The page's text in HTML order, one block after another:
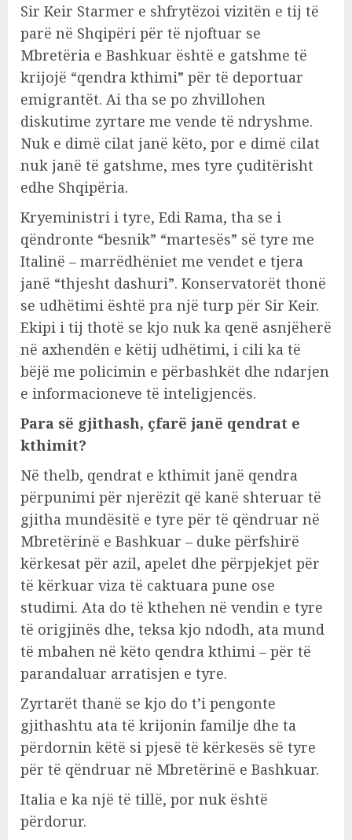
Sir Keir Starmer e shfrytëzoi vizitën e tij të
parë në Shqipëri për të njoftuar se
Mbretëria e Bashkuar është e gatshme të
krijojë “qendra kthimi” për të deportuar
emigrantët. Ai tha se po zhvillohen
diskutime zyrtare me vende të ndryshme.
Nuk e dimë cilat janë këto, por e dimë cilat
nuk janë të gatshme, mes tyre çuditërisht
edhe Shqipëria.
Kryeministri i tyre, Edi Rama, tha se i
qëndronte “besnik” “martesës” së tyre me
Italinë – marrëdhëniet me vendet e tjera
janë “thjesht dashuri”. Konservatorët thonë
se udhëtimi është pra një turp për Sir Keir.
Ekipi i tij thotë se kjo nuk ka qenë asnjëherë
në axhendën e këtij udhëtimi, i cili ka të
bëjë me policimin e përbashkët dhe ndarjen
e informacioneve të inteligjencës.
Para së gjithash, çfarë janë qendrat e
kthimit?
Në thelb, qendrat e kthimit janë qendra
përpunimi për njerëzit që kanë shteruar të
gjitha mundësitë e tyre për të qëndruar në
Mbretërinë e Bashkuar – duke përfshirë
kërkesat për azil, apelet dhe përpjekjet për
të kërkuar viza të caktuara pune ose
studimi. Ata do të kthehen në vendin e tyre
të origjinës dhe, teksa kjo ndodh, ata mund
të mbahen në këto qendra kthimi – për të
parandaluar arratisjen e tyre.
Zyrtarët thanë se kjo do t’i pengonte
gjithashtu ata të krijonin familje dhe ta
përdornin këtë si pjesë të kërkesës së tyre
për të qëndruar në Mbretërinë e Bashkuar.
Italia e ka një të tillë, por nuk është
përdorur.